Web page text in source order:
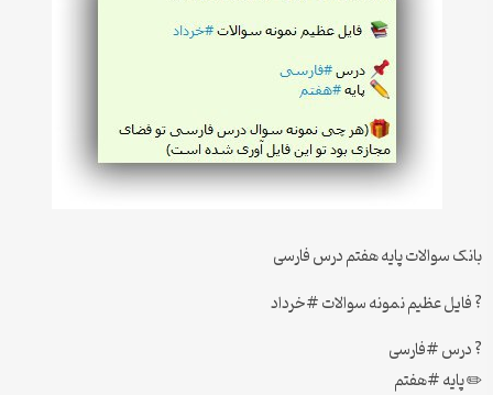
بانک سوالات پایه هفتم درس فارسی
? فایل عظیم نمونه سوالات #خرداد
? درس #فارسی
✏️ پایه #هفتم